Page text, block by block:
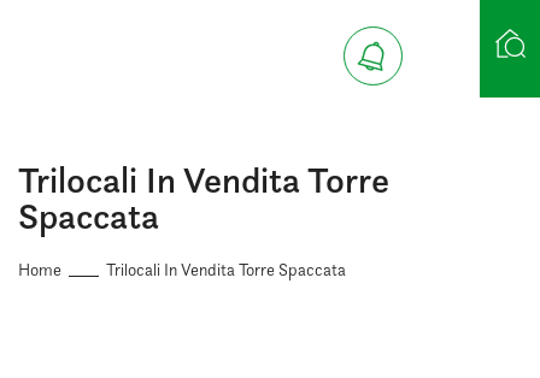
Trilocali In Vendita Torre
Spaccata
Home Trilocali In Vendita Torre Spaccata